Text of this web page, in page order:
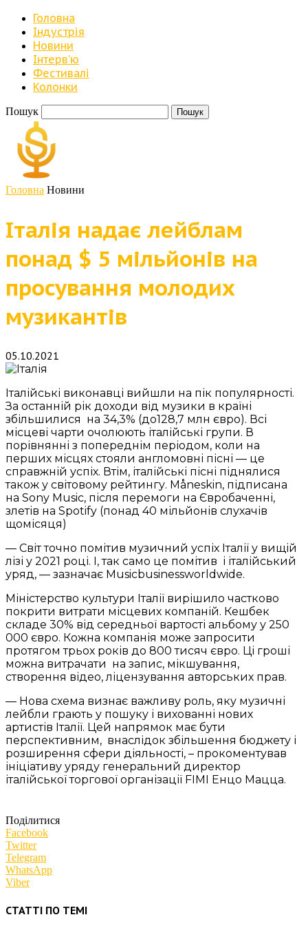
Головна
Індустрія
Новини
Iнтерв’ю
Фестивалі
Колонки
Пошук
Головна Новини
Італія надає лейблам
понад $ 5 мільйонів на
просування молодих
музикантів
05.10.2021
Італійські виконавці вийшли на пік популярності.
За останній рік доходи від музики в країні
збільшилися на 34,3% (до128,7 млн ​​євро). Всі
місцеві чарти очолюють італійські групи. В
порівнянні з попереднім періодом, коли на
перших місцях стояли англомовні пісні — це
справжній успіх. Втім, італійські пісні піднялися
також у світовому рейтингу. Måneskin, підписана
на Sony Music, після перемоги на Євробаченні,
злетів на Spotify (понад 40 мільйонів слухачів
щомісяця)
— Світ точно помітив музичний успіх Італії у вищій
лізі у 2021 році. І, так само це помітив і італійський
уряд, — зазначає Musicbusinessworldwide.
Міністерство культури Італії вирішило частково
покрити витрати місцевих компаній. Кешбек
складе 30% від середньої вартості альбому у 250
000 євро. Кожна компанія може запросити
протягом трьох років до 800 тисяч євро. Ці гроші
можна витрачати на запис, мікшування,
створення відео, ліцензування авторських прав.
— Нова схема визнає важливу роль, яку музичні
лейбли грають у пошуку і вихованні нових
артистів Італії. Цей напрямок має бути
перспективним, внаслідок збільшення бюджету і
розширення сфери діяльності, – прокоментував
ініціативу уряду генеральний директор
італійської торгової організації FIMI Енцо Мацца.
Поділитися
Facebook
Twitter
Telegram
WhatsApp
Viber
СТАТТІ ПО ТЕМІ